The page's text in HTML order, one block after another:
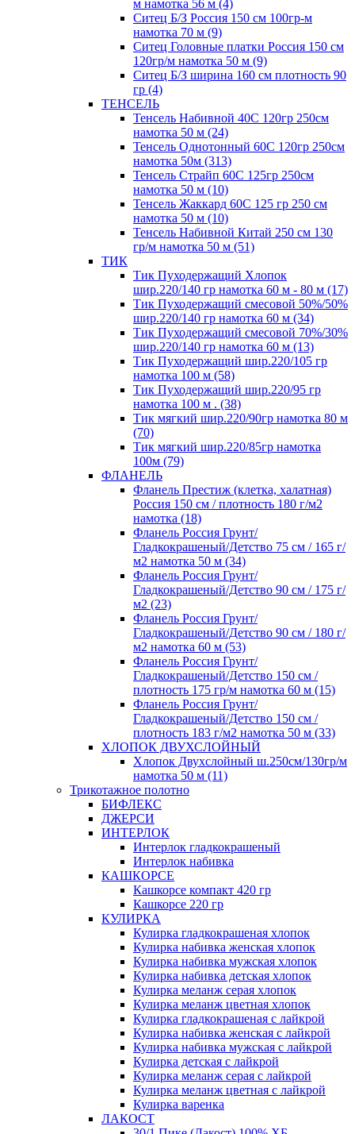
м намотка 56 м (4)
Ситец Б/З Россия 150 см 100гр-м
намотка 70 м (9)
Ситец Головные платки Россия 150 см
120гр/м намотка 50 м (9)
Ситец Б/З ширина 160 см плотность 90
гр (4)
ТЕНСЕЛЬ
Тенсель Набивной 40С 120гр 250см
намотка 50 м (24)
Тенсель Однотонный 60С 120гр 250см
намотка 50м (313)
Тенсель Страйп 60С 125гр 250см
намотка 50 м (10)
Тенсель Жаккард 60С 125 гр 250 см
намотка 50 м (10)
Тенсель Набивной Китай 250 см 130
гр/м намотка 50 м (51)
ТИК
Тик Пуходержащий Хлопок
шир.220/140 гр намотка 60 м - 80 м (17)
Тик Пуходержащий смесовой 50%/50%
шир.220/140 гр намотка 60 м (34)
Тик Пуходержащий смесовой 70%/30%
шир.220/140 гр намотка 60 м (13)
Тик Пуходержащий шир.220/105 гр
намотка 100 м (58)
Тик Пуходержащий шир.220/95 гр
намотка 100 м . (38)
Тик мягкий шир.220/90гр намотка 80 м
(70)
Тик мягкий шир.220/85гр намотка
100м (79)
ФЛАНЕЛЬ
Фланель Престиж (клетка, халатная)
Россия 150 см / плотность 180 г/м2
намотка (18)
Фланель Россия Грунт/
Гладкокрашеный/Детство 75 см / 165 г/
м2 намотка 50 м (34)
Фланель Россия Грунт/
Гладкокрашеный/Детство 90 см / 175 г/
м2 (23)
Фланель Россия Грунт/
Гладкокрашеный/Детство 90 см / 180 г/
м2 намотка 60 м (53)
Фланель Россия Грунт/
Гладкокрашеный/Детство 150 см /
плотность 175 гр/м намотка 60 м (15)
Фланель Россия Грунт/
Гладкокрашеный/Детство 150 см /
плотность 183 г/м2 намотка 50 м (33)
ХЛОПОК ДВУХСЛОЙНЫЙ
Хлопок Двухслойный ш.250см/130гр/м
намотка 50 м (11)
Трикотажное полотно
БИФЛЕКС
ДЖЕРСИ
ИНТЕРЛОК
Интерлок гладкокрашеный
Интерлок набивка
КАШКОРСЕ
Кашкорсе компакт 420 гр
Кашкорсе 220 гр
КУЛИРКА
Кулирка гладкокрашеная хлопок
Кулирка набивка женская хлопок
Кулирка набивка мужская хлопок
Кулирка набивка детская хлопок
Кулирка меланж серая хлопок
Кулирка меланж цветная хлопок
Кулирка гладкокрашеная с лайкрой
Кулирка набивка женская с лайкрой
Кулирка набивка мужская с лайкрой
Кулирка детская с лайкрой
Кулирка меланж серая с лайкрой
Кулирка меланж цветная с лайкрой
Кулирка варенка
ЛАКОСТ